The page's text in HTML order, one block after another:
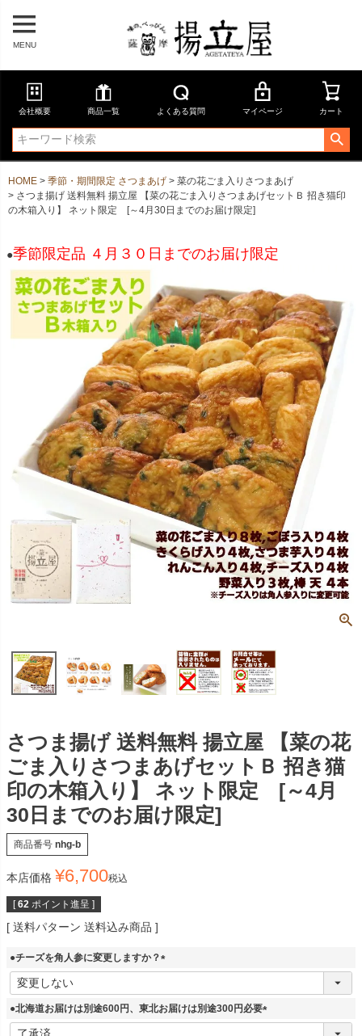
MENU
会社概要 商品一覧 よくある質問 マイページ カート
HOME 季節・期間限定 さつまあげ
菜の花ごま入りさつまあげ
さつま揚げ 送料無料 揚立屋 【菜の花ごま入りさつまあげセットＢ 招き猫印
の木箱入り】 ネット限定 [～4月30日までのお届け限定]
●季節限定品 ４月３０日までのお届け限定
さつま揚げ 送料無料 揚立屋 【菜の花
ごま入りさつまあげセットＢ 招き猫
印の木箱入り】 ネット限定 [～4月
30日までのお届け限定]
商品番号 nhg-b
本店価格 ¥6,700税込
[ 62 ポイント進呈 ]
送料パターン 送料込み商品
●チーズを角人参に変更しますか？
(
須
●北海道お届けは別途600円、東北お届けは別途300円必要
(